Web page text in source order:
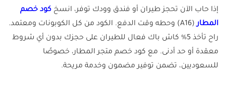
إذا حاب الآن تحجز طيران أو فندق وودك توفر، انسخ كود خصم
المطار
(A16) وحطه وقت الدفع. الكود من كل الكوبونات ومعتمد.
راح تأخذ 5% كاش باك فعال للطيران على حجزك بدون أي شروط
معقدة أو حد أدنى. مع كود خصم متجر المطار، خصوصًا
للسعوديين، تضمن توفير مضمون وخدمة مريحة.